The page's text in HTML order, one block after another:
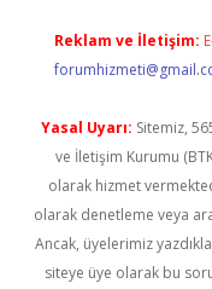
Reklam ve İletişim:
Yasal Uyarı: Sitemiz,
ve İletişim Kurumu
olarak hizmet
olarak denetleme veya
Ancak, üyelerimiz
siteye üye olarak bu